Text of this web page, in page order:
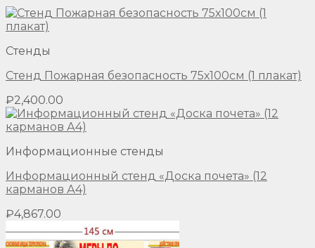
Стенды
Стенд Пожарная безопасность 75х100см (1 плакат)
₽2,400.00
Информационные стенды
Информационный стенд «Доска почета» (12
карманов А4)
₽4,867.00